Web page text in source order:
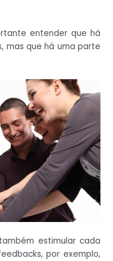
entender que há
mas que há uma parte
estimular cada
por exemplo,